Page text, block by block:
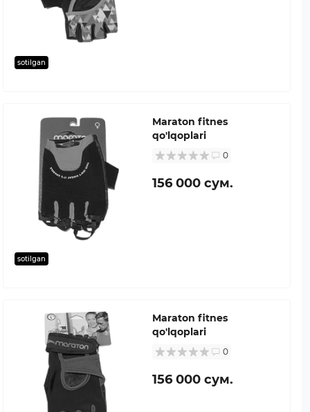
sotilgan
sotilgan
Maraton fitnes
qo'lqoplari
0
156 000 сум.
Maraton fitnes
qo'lqoplari
0
156 000 сум.